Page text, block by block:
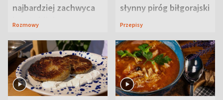
najbardziej zachwyca
ją w Lublinie
Rozmowy
słynny piróg biłgorajski
Przepisy